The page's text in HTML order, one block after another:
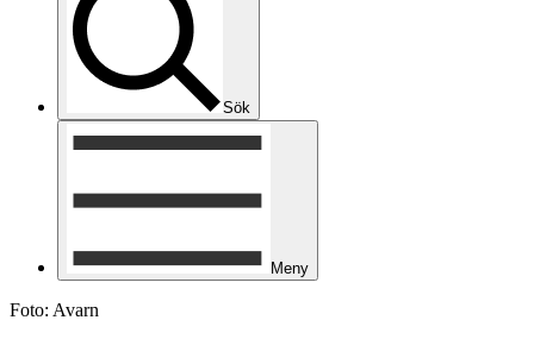
Sök
Meny
Foto: Avarn